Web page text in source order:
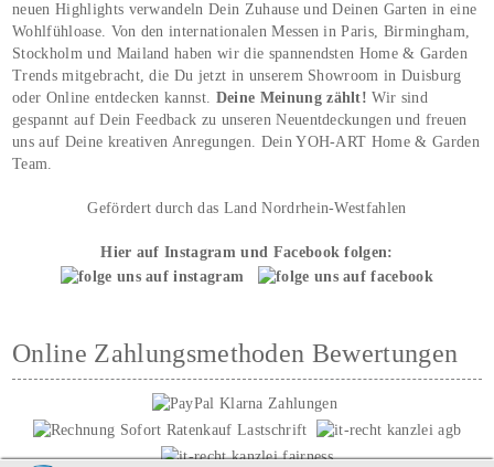
neuen Highlights verwandeln Dein Zuhause und Deinen Garten in eine
Wohlfühloase. Von den internationalen Messen in Paris, Birmingham,
Stockholm und Mailand haben wir die spannendsten Home & Garden
Trends mitgebracht, die Du jetzt in unserem Showroom in Duisburg
oder Online entdecken kannst. Deine Meinung zählt!Wir sind
gespannt auf Dein Feedback zu unseren Neuentdeckungen und freuen
uns auf Deine kreativen Anregungen. Dein YOH‑ART Home & Garden
Team.
Gefördert durch das Land Nordrhein-Westfahlen
Hier auf Instagram und Facebook folgen:
Online Zahlungsmethoden Bewertungen